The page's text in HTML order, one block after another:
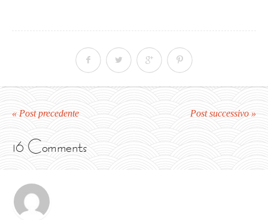
« Post precedente Post successivo »
16 Comments